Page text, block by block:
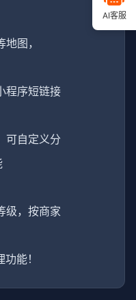
图，
程序短链接
可自定义分
级，按商家
能！
AI客服